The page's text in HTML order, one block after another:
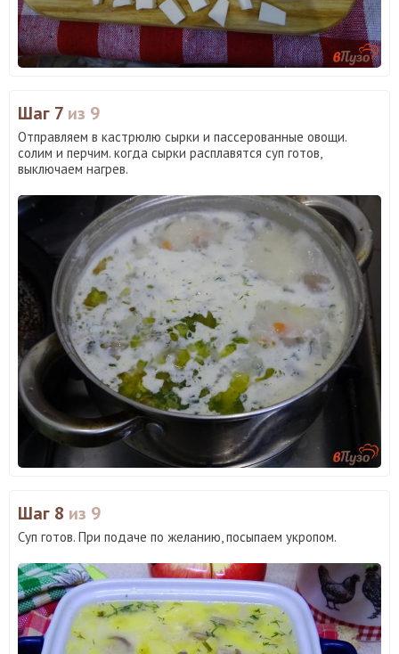
Шаг 7 из 9
Отправляем в кастрюлю сырки и пассерованные овощи.
солим и перчим. когда сырки расплавятся суп готов,
выключаем нагрев.
Шаг 8 из 9
Суп готов. При подаче по желанию, посыпаем укропом.